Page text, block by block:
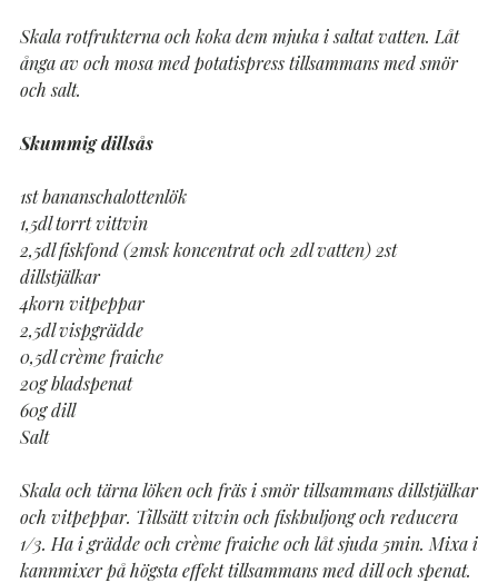
Skala rotfrukterna och koka dem mjuka i saltat vatten. Låt
ånga av och mosa med potatispress tillsammans med smör
och salt.
Skummig dillsås
1st bananschalottenlök
1,5dl torrt vittvin
2,5dl fiskfond (2msk koncentrat och 2dl vatten) 2st
dillstjälkar
4korn vitpeppar
2,5dl vispgrädde
0,5dl crème fraiche
20g bladspenat
60g dill
Salt
Skala och tärna löken och fräs i smör tillsammans dillstjälkar
och vitpeppar. Tillsätt vitvin och fiskbuljong och reducera
1/3. Ha i grädde och crème fraiche och låt sjuda 5min. Mixa i
kannmixer på högsta effekt tillsammans med dill och spenat.